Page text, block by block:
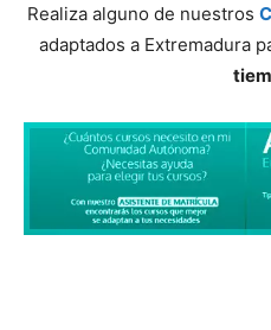
Realiza alguno de nuestros
adaptados a Extremadura